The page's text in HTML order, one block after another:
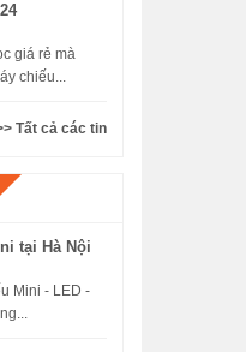
giá rẻ mà
chiếu...
Tất cả các tin
tại Hà Nội
Mini - LED -